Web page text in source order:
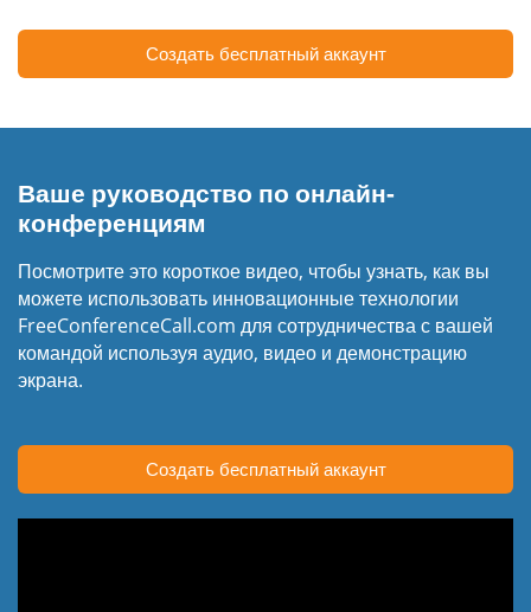
Создать бесплатный аккаунт
Ваше руководство по онлайн-
конференциям
Посмотрите это короткое видео, чтобы узнать, как вы
можете использовать инновационные технологии
FreeConferenceCall.com для сотрудничества с вашей
командой используя аудио, видео и демонстрацию
экрана.
Создать бесплатный аккаунт